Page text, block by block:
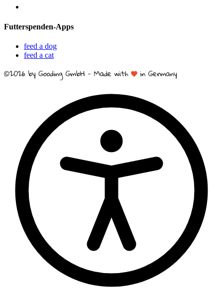
Futterspenden-Apps
feed a dog
feed a cat